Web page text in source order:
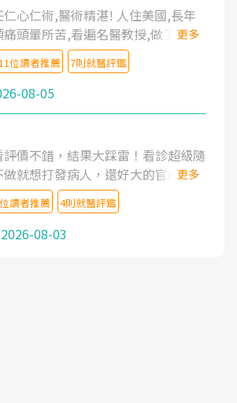
心仁術,醫術精湛! 人住美國,長年
頭暈所苦,看遍名醫教授,做了各種
打針,中醫針灸及物理徒手治療都
嗎啡類止痛藥都效果有限,只是壓
來,多年失眠嚴重影響生活品質.
醫院杜育才主任是頸頭症候群專
相關文章新聞跟網路評價之後,下
找杜醫師診治. 杜主任的乾針跟增生
,第一次乾針就覺得整個肩頸鬆開,回
幾次治療,長年頑疾已經好了大半,杜
害,還會一直交代要改善姿勢跟好
度親切溫暖,真的是不可多得的良醫,
更多
11位讀者推薦 7則就醫評鑑
08-05
價不錯，結果大踩雷！看診超級隨
就想打發病人，還好大的官威 ...
陽怪氣嘲諷一番。可能好評帶來的
不尊重病人。醫術也不行，畢竟連
療會有用才怪。大家避雷吧！
更多
讀者推薦 4則就醫評鑑
2026-08-03